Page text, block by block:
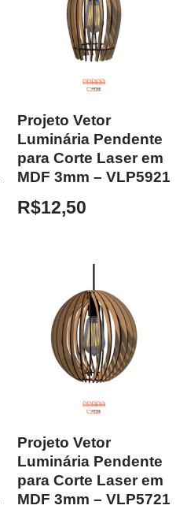
Projeto Vetor
Luminária Pendente
para Corte Laser em
MDF 3mm – VLP5921
R$12,50
Projeto Vetor
Luminária Pendente
para Corte Laser em
MDF 3mm – VLP5721